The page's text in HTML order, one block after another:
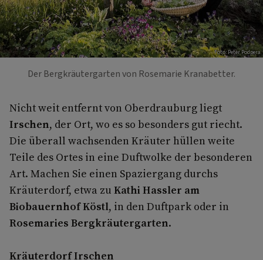
Foto: Peter Podpera
Der Bergkräutergarten von Rosemarie Kranabetter.
Nicht weit entfernt von Oberdrauburg liegt
Irschen, der Ort, wo es so besonders gut riecht.
Die überall wachsenden Kräuter hüllen weite
Teile des Ortes in eine Duftwolke der besonderen
Art. Machen Sie einen Spaziergang durchs
Kräuterdorf, etwa zu Kathi Hassler am
Biobauernhof Köstl, in den Duftpark oder in
Rosemaries Bergkräutergarten.
Kräuterdorf Irschen